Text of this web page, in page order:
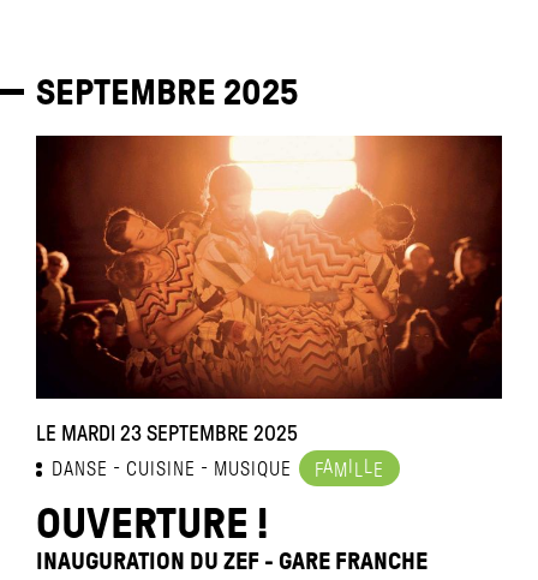
SEPTEMBRE 2025
LE MARDI 23 SEPTEMBRE 2025
DANSE CUISINE MUSIQUE FAM E
OUVERTURE !
INAUGURATION DU ZEF - GARE FRANCHE